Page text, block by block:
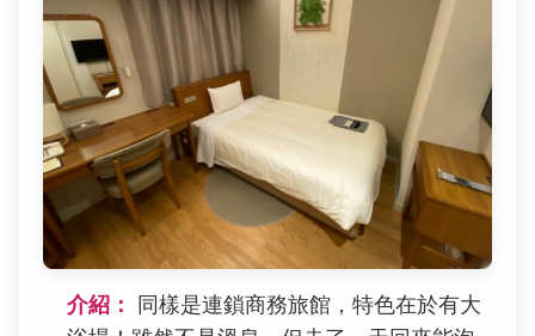
介紹：
同樣是連鎖商務旅館，特色在於有大